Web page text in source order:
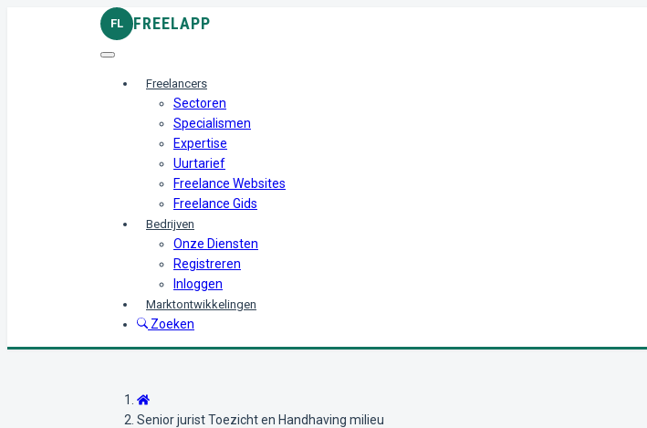
FL FREELAPP
Freelancers
Sectoren
Specialismen
Expertise
Uurtarief
Freelance Websites
Freelance Gids
Bedrijven
Onze Diensten
Registreren
Inloggen
Marktontwikkelingen
Zoeken
Senior jurist Toezicht en Handhaving milieu